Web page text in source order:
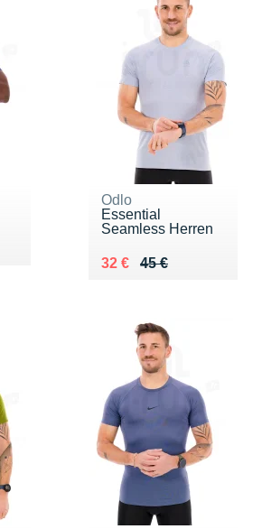
Odlo
Essential
Seamless Herren
45 €
Au lieu de 45 €
32 €
Vendu 32 €